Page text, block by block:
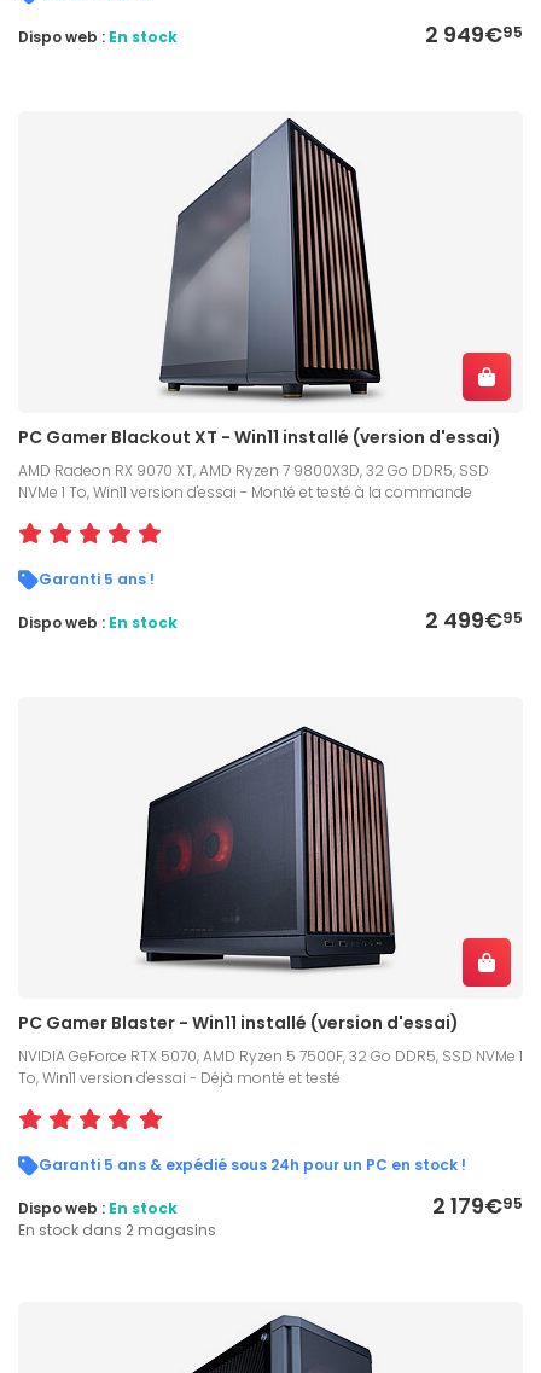
2 949€95
Dispo web : En stock
PC Gamer Blackout XT - Win11 installé (version d'essai)
AMD Radeon RX 9070 XT, AMD Ryzen 7 9800X3D, 32 Go DDR5, SSD
NVMe 1 To, Win11 version d'essai - Monté et testé à la commande
Garanti 5 ans !
2 499€95
Dispo web : En stock
PC Gamer Blaster - Win11 installé (version d'essai)
NVIDIA GeForce RTX 5070, AMD Ryzen 5 7500F, 32 Go DDR5, SSD NVMe 1
To, Win11 version d'essai - Déjà monté et testé
Garanti 5 ans & expédié sous 24h pour un PC en stock !
2 179€95
Dispo web : En stock
En stock dans 2 magasins